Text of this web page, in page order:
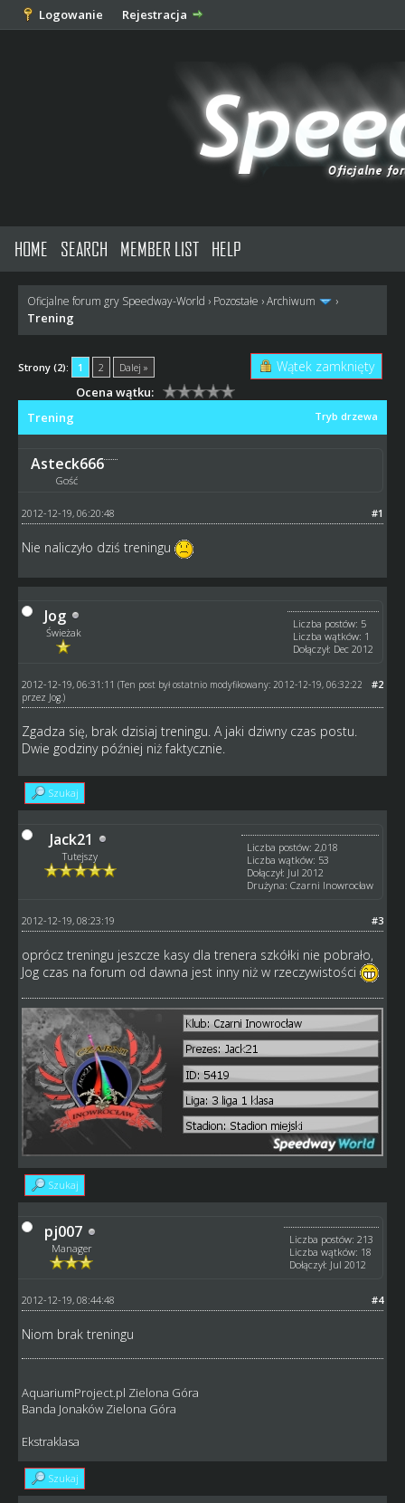
Logowanie Rejestracja
HOME SEARCH MEMBER LIST HELP
Oficjalne forum gry Speedway-World › Pozostałe ›Archiwum ›
Trening
Strony (2): 1 2 Dalej » Wątek zamknięty
Ocena wątku:
Tryb drzewa
Trening
Asteck666
Gość
#1
2012-12-19, 06:20:48
Nie naliczyło dziś treningu
Jog
Świeżak
Liczba postów: 5
Liczba wątków: 1
Dołączył: Dec 2012
#2
2012-12-19, 06:31:11 (Ten post był ostatnio modyfikowany: 2012-12-19, 06:32:22
przez Jog.)
Zgadza się, brak dzisiaj treningu. A jaki dziwny czas postu.
Dwie godziny później niż faktycznie.
Szukaj
Jack21
Tutejszy
Liczba postów: 2,018
Liczba wątków: 53
Dołączył: Jul 2012
Drużyna: Czarni Inowrocław
#3
2012-12-19, 08:23:19
oprócz treningu jeszcze kasy dla trenera szkółki nie pobrało,
Jog czas na forum od dawna jest inny niż w rzeczywistości
Szukaj
pj007
Manager
Liczba postów: 213
Liczba wątków: 18
Dołączył: Jul 2012
#4
2012-12-19, 08:44:48
Niom brak treningu
AquariumProject.pl Zielona Góra
Banda Jonaków Zielona Góra
Ekstraklasa
Szukaj